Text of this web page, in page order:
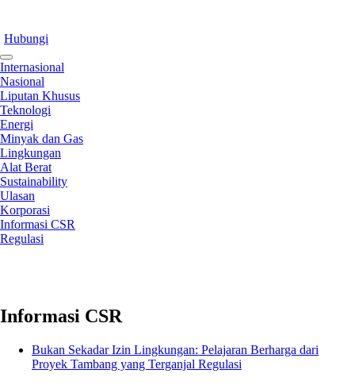
Hubungi
Internasional
Nasional
Liputan Khusus
Teknologi
Energi
Minyak dan Gas
Lingkungan
Alat Berat
Sustainability
Ulasan
Korporasi
Informasi CSR
Regulasi
Informasi CSR
Bukan Sekadar Izin Lingkungan: Pelajaran Berharga dari
Proyek Tambang yang Terganjal Regulasi